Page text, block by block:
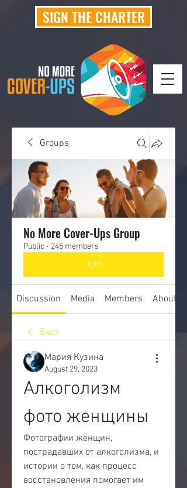
SIGN THE CHARTER
Groups
No More Cover-Ups Group
Public · 245 members
Join
Discussion Media Members About
Back
Мария Кузина
August 29, 2023
Алкоголизм
фото женщины
Фотографии женщин,
пострадавших от алкоголизма, и
истории о том, как процесс
восстановления помогает им